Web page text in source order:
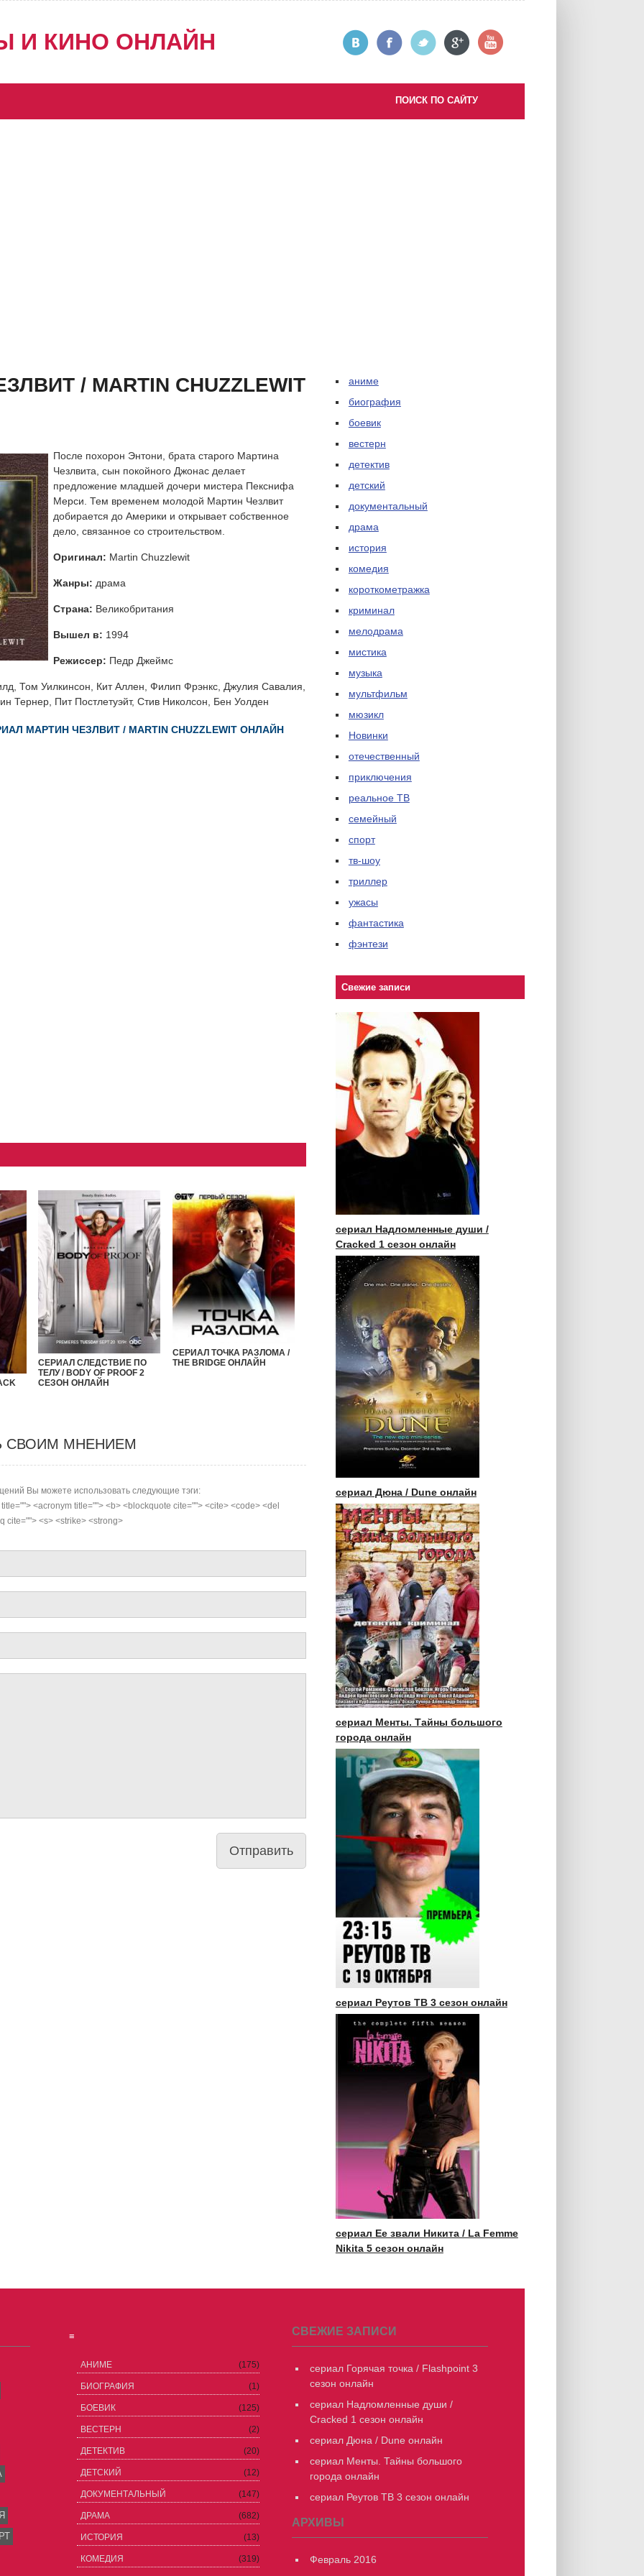
И КИНО ОНЛАЙН
/ MARTIN CHUZZLEWIT
После похорон Энтони, брата старого Мартина
Чезлвита, сын покойного Джонас делает
предложение младшей дочери мистера Пекснифа
Мерси. Тем временем молодой Мартин Чезлвит
добирается до Америки и открывает собственное
дело, связанное со строительством.
Оригинал: Martin Chuzzlewit
Жанры: драма
Страна: Великобритания
Вышел в: 1994
Режиссер: Педр Джеймс
Том Уилкинсон, Кит Аллен, Филип Фрэнкс, Джулия Савалия,
Тернер, Пит Постлетуэйт, Стив Николсон, Бен Уолден
МАРТИН ЧЕЗЛВИТ / MARTIN CHUZZLEWIT ОНЛАЙН
СЕРИАЛ СЛЕДСТВИЕ ПО
ТЕЛУ / BODY OF PROOF 2
СЕЗОН ОНЛАЙН
СЕРИАЛ ТОЧКА РАЗЛОМА /
THE BRIDGE ОНЛАЙН
СВОИМ МНЕНИЕМ
Вы можете использовать следующие тэги:
<acronym title=""> <b> <blockquote cite=""> <cite> <code> <del
cite=""> <s> <strike> <strong>
аниме
биография
боевик
вестерн
детектив
детский
документальный
драма
история
комедия
короткометражка
криминал
мелодрама
мистика
музыка
мультфильм
мюзикл
Новинки
отечественный
приключения
реальное ТВ
семейный
спорт
тв-шоу
триллер
ужасы
фантастика
фэнтези
Свежие записи
сериал Надломленные души /
Cracked 1 сезон онлайн
сериал Дюна / Dune онлайн
сериал Менты. Тайны большого
города онлайн
сериал Реутов ТВ 3 сезон онлайн
сериал Ее звали Никита / La Femme
Nikita 5 сезон онлайн
≡
АНИМЕ (175)
БИОГРАФИЯ (1)
БОЕВИК (125)
ВЕСТЕРН (2)
ДЕТЕКТИВ (20)
ДЕТСКИЙ (12)
ДОКУМЕНТАЛЬНЫЙ (147)
ДРАМА (682)
ИСТОРИЯ (13)
КОМЕДИЯ (319)
СВЕЖИЕ ЗАПИСИ
сериал Горячая точка / Flashpoint 3
сезон онлайн
сериал Надломленные души /
Cracked 1 сезон онлайн
сериал Дюна / Dune онлайн
сериал Менты. Тайны большого
города онлайн
сериал Реутов ТВ 3 сезон онлайн
АРХИВЫ
Февраль 2016